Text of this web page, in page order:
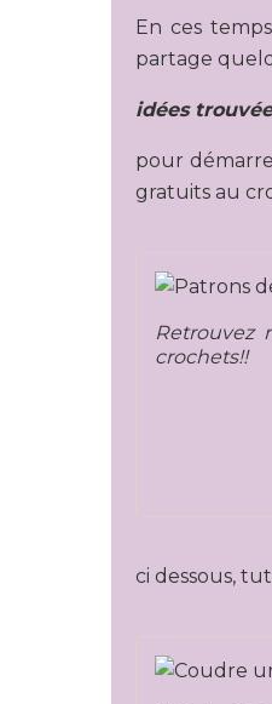
En ces
partage
idées
pour
gratuits au
Retrouvez
crochets!!
ci dessous,